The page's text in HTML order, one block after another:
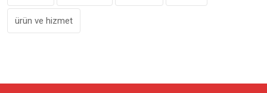
ürün ve hizmet